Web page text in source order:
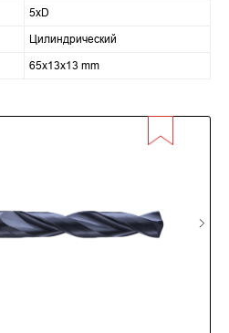
5xD
Цилиндрический
65x13x13 mm